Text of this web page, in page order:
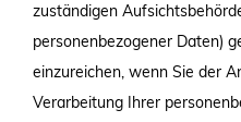
zuständigen
personenbezogener Daten)
einzureichen, wenn Sie der
Verarbeitung Ihrer